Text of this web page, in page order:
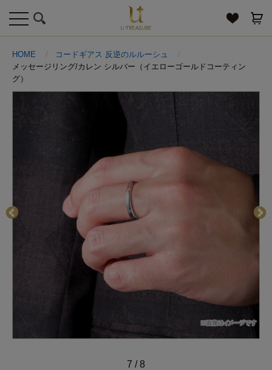
toggle
navigation
HOME
コードギアス 反逆のルルーシュ
メッセージリング/カレン シルバー（イエローゴールドコーティン
グ）
7 /8